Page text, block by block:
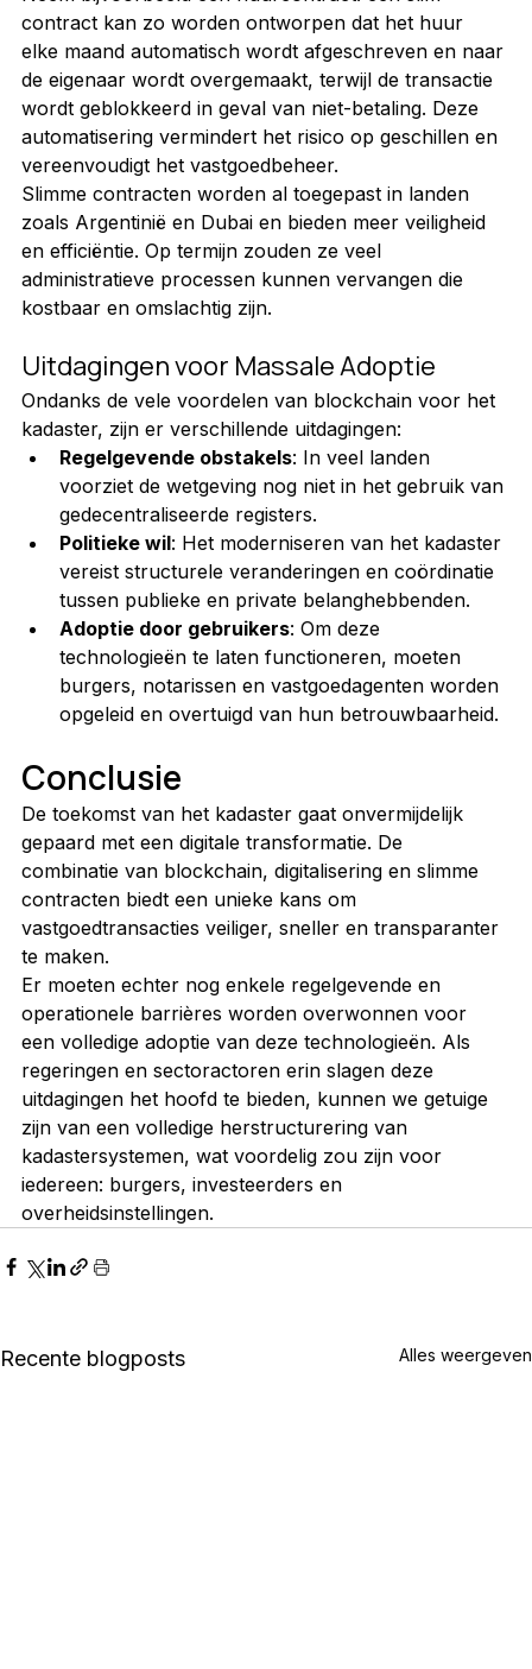
contract kan zo worden ontworpen dat het huur
elke maand automatisch wordt afgeschreven en naar
de eigenaar wordt overgemaakt, terwijl de transactie
wordt geblokkeerd in geval van niet-betaling. Deze
automatisering vermindert het risico op geschillen en
vereenvoudigt het vastgoedbeheer.
Slimme contracten worden al toegepast in landen
zoals Argentinië en Dubai en bieden meer veiligheid
en efficiëntie. Op termijn zouden ze veel
administratieve processen kunnen vervangen die
kostbaar en omslachtig zijn.
Uitdagingen voor Massale Adoptie
Ondanks de vele voordelen van blockchain voor het
kadaster, zijn er verschillende uitdagingen:
Regelgevende obstakels: In veel landen
voorziet de wetgeving nog niet in het gebruik van
gedecentraliseerde registers.
Politieke wil: Het moderniseren van het kadaster
vereist structurele veranderingen en coördinatie
tussen publieke en private belanghebbenden.
Adoptie door gebruikers: Om deze
technologieën te laten functioneren, moeten
burgers, notarissen en vastgoedagenten worden
opgeleid en overtuigd van hun betrouwbaarheid.
Conclusie
De toekomst van het kadaster gaat onvermijdelijk
gepaard met een digitale transformatie. De
combinatie van blockchain, digitalisering en slimme
contracten biedt een unieke kans om
vastgoedtransacties veiliger, sneller en transparanter
te maken.
Er moeten echter nog enkele regelgevende en
operationele barrières worden overwonnen voor
een volledige adoptie van deze technologieën. Als
regeringen en sectoractoren erin slagen deze
uitdagingen het hoofd te bieden, kunnen we getuige
zijn van een volledige herstructurering van
kadastersystemen, wat voordelig zou zijn voor
iedereen: burgers, investeerders en
overheidsinstellingen.
Recente blogposts Alles weergeven